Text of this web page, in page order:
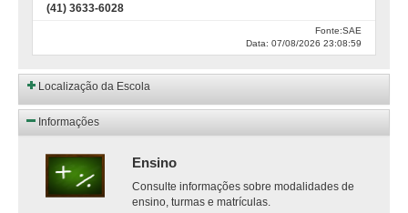
(41) 3633-6028
Fonte:SAE
Data: 07/08/2026 23:08:59
Localização da Escola
Informações
Ensino
Consulte informações sobre modalidades de
ensino, turmas e matrículas.